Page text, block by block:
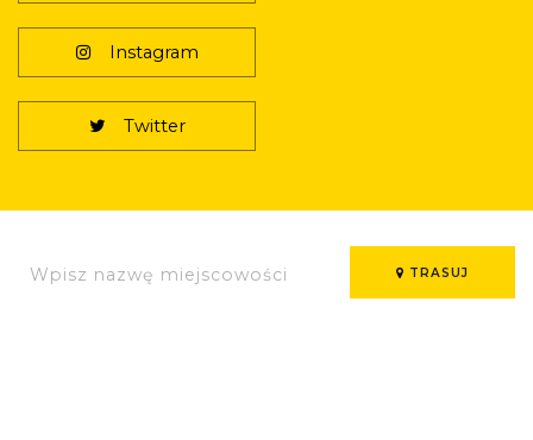
Instagram
Twitter
TRASUJ